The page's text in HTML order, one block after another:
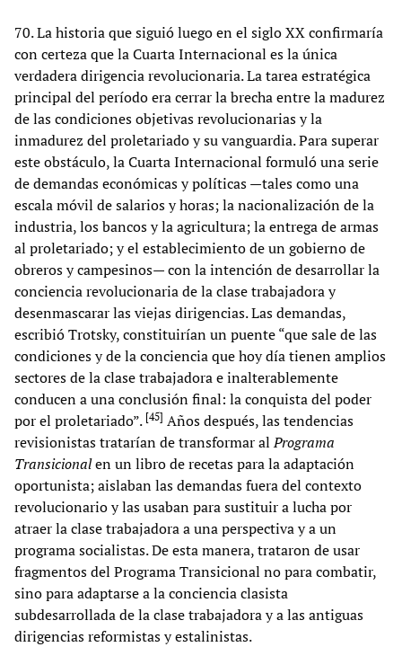
70. La historia que siguió luego en el siglo XX confirmaría
con certeza que la Cuarta Internacional es la única
verdadera dirigencia revolucionaria. La tarea estratégica
principal del período era cerrar la brecha entre la madurez
de las condiciones objetivas revolucionarias y la
inmadurez del proletariado y su vanguardia. Para superar
este obstáculo, la Cuarta Internacional formuló una serie
de demandas económicas y políticas —tales como una
escala móvil de salarios y horas; la nacionalización de la
industria, los bancos y la agricultura; la entrega de armas
al proletariado; y el establecimiento de un gobierno de
obreros y campesinos— con la intención de desarrollar la
conciencia revolucionaria de la clase trabajadora y
desenmascarar las viejas dirigencias. Las demandas,
escribió Trotsky, constituirían un puente “que sale de las
condiciones y de la conciencia que hoy día tienen amplios
sectores de la clase trabajadora e inalterablemente
conducen a una conclusión final: la conquista del poder
por el proletariado”. [45] Años después, las tendencias
revisionistas tratarían de transformar alPrograma
Transicionalen un libro de recetas para la adaptación
oportunista; aislaban las demandas fuera del contexto
revolucionario y las usaban para sustituir a lucha por
atraer la clase trabajadora a una perspectiva y a un
programa socialistas. De esta manera, trataron de usar
fragmentos del Programa Transicional no para combatir,
sino para adaptarse a la conciencia clasista
subdesarrollada de la clase trabajadora y a las antiguas
dirigencias reformistas y estalinistas.